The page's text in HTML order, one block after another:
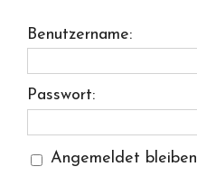
Benutzername:
Passwort:
Angemeldet bleiben